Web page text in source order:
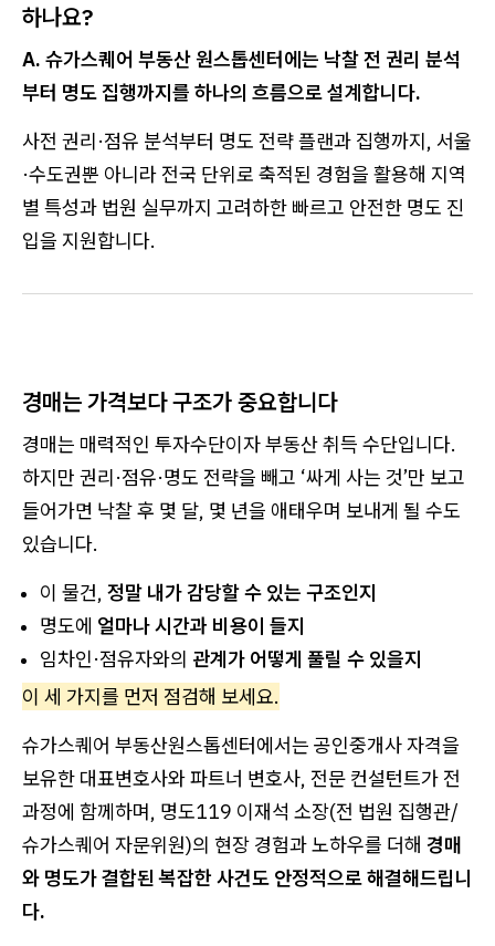
하나요?
A. 슈가스퀘어 부동산 원스톱센터에는 낙찰 전 권리 분석
부터 명도 집행까지를 하나의 흐름으로 설계합니다.
사전 권리·점유 분석부터 명도 전략 플랜과 집행까지, 서울
·수도권뿐 아니라 전국 단위로 축적된 경험을 활용해 지역
별 특성과 법원 실무까지 고려하한 빠르고 안전한 명도 진
입을 지원합니다.
경매는 가격보다 구조가 중요합니다
경매는 매력적인 투자수단이자 부동산 취득 수단입니다.
하지만 권리·점유·명도 전략을 빼고 ‘싸게 사는 것’만 보고
들어가면 낙찰 후 몇 달, 몇 년을 애태우며 보내게 될 수도
있습니다.
이 물건, 정말 내가 감당할 수 있는 구조인지
명도에 얼마나 시간과 비용이 들지
임차인·점유자와의 관계가 어떻게 풀릴 수 있을지
이 세 가지를 먼저 점검해 보세요.
슈가스퀘어 부동산원스톱센터에서는 공인중개사 자격을
보유한 대표변호사와 파트너 변호사, 전문 컨설턴트가 전
과정에 함께하며, 명도119 이재석 소장(전 법원 집행관/
슈가스퀘어 자문위원)의 현장 경험과 노하우를 더해 경매
와 명도가 결합된 복잡한 사건도 안정적으로 해결해드립니
다.